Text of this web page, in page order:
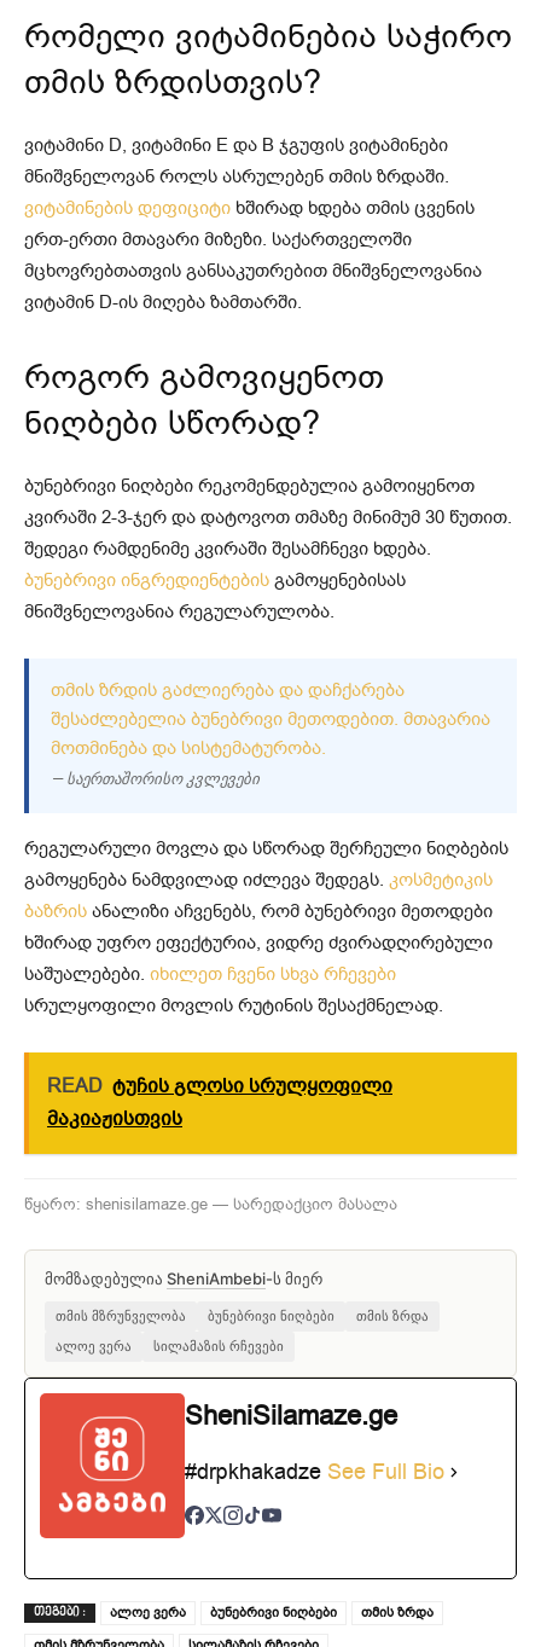
რომელი ვიტამინებია საჭირო
თმის ზრდისთვის?
ვიტამინი D, ვიტამინი E და B ჯგუფის ვიტამინები
მნიშვნელოვან როლს ასრულებენ თმის ზრდაში.
ვიტამინების დეფიციტი ხშირად ხდება თმის ცვენის
ერთ-ერთი მთავარი მიზეზი. საქართველოში
მცხოვრებთათვის განსაკუთრებით მნიშვნელოვანია
ვიტამინ D-ის მიღება ზამთარში.
როგორ გამოვიყენოთ
ნიღბები სწორად?
ბუნებრივი ნიღბები რეკომენდებულია გამოიყენოთ
კვირაში 2-3-ჯერ და დატოვოთ თმაზე მინიმუმ 30 წუთით.
შედეგი რამდენიმე კვირაში შესამჩნევი ხდება.
ბუნებრივი ინგრედიენტების გამოყენებისას
მნიშვნელოვანია რეგულარულობა.
ᲗᲛᲘᲡ ᲖᲠᲓᲘᲡ ᲒᲐᲫᲚᲘᲔᲠᲔᲑᲐ ᲓᲐ ᲓᲐᲩᲥᲐᲠᲔᲑᲐ
ᲨᲔᲡᲐᲫᲚᲔᲑᲔᲚᲘᲐ ᲑᲣᲜᲔᲑᲠᲘᲕᲘ ᲛᲔᲗᲝᲓᲔᲑᲘᲗ. ᲛᲗᲐᲕᲐᲠᲘᲐ
ᲛᲝᲗᲛᲘᲜᲔᲑᲐ ᲓᲐ ᲡᲘᲡᲢᲔᲛᲐᲢᲣᲠᲝᲑᲐ.
— საერთაშორისო კვლევები
რეგულარული მოვლა და სწორად შერჩეული ნიღბების
გამოყენება ნამდვილად იძლევა შედეგს. კოსმეტიკის
ბაზრის ანალიზი აჩვენებს, რომ ბუნებრივი მეთოდები
ხშირად უფრო ეფექტურია, ვიდრე ძვირადღირებული
საშუალებები. იხილეთ ჩვენი სხვა რჩევები
სრულყოფილი მოვლის რუტინის შესაქმნელად.
READ ტუჩის გლოსი სრულყოფილი
მაკიაჟისთვის
წყარო: shenisilamaze.ge — სარედაქციო მასალა
მომზადებულია SheniAmbebi-ს მიერ
თმის მზრუნველობა ბუნებრივი ნიღბები
თმის ზრდა
ალოე ვერა
სილამაზის რჩევები
SheniSilamaze.ge
#drpkhakadze See Full Bio
ᲗᲔᲒᲔᲑᲘ : ალოე ვერა ბუნებრივი ნიღბები
თმის ზრდა